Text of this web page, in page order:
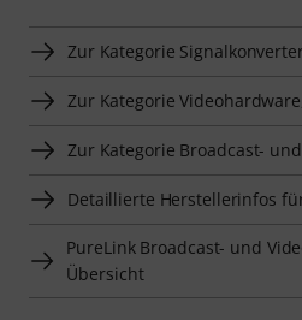
Zur Kategorie
Zur Kategorie
Zur Kategorie Broadcast-
Detaillierte Herstellerinfos
PureLink Broadcast- und
Übersicht